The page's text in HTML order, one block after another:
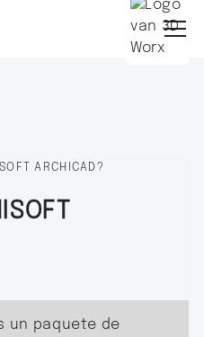
ARCHICAD?
un paquete de